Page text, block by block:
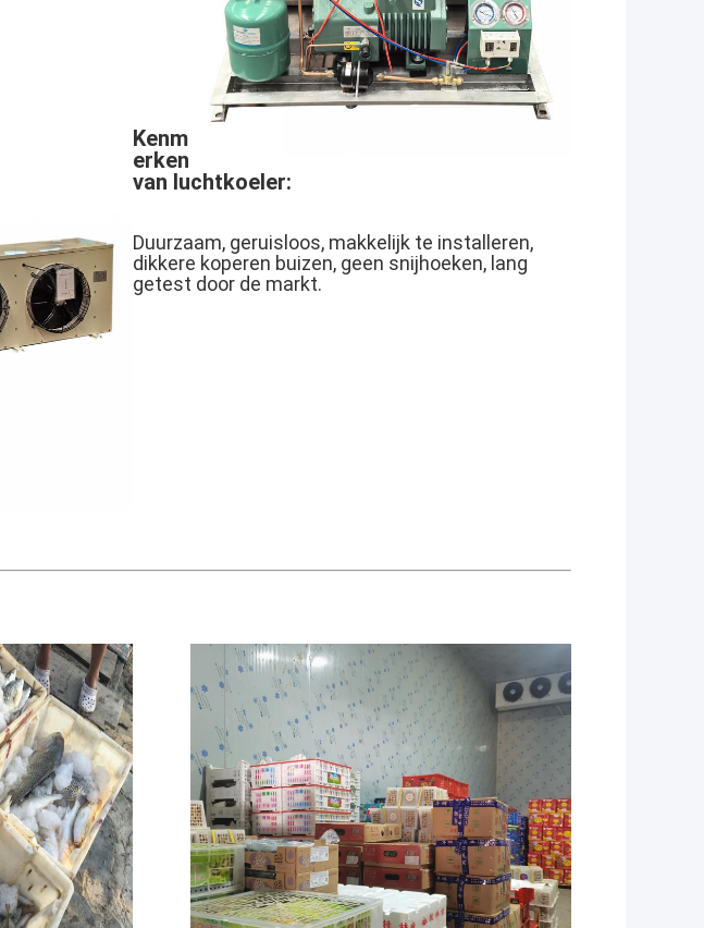
Kenm
erken
van luchtkoeler:
Duurzaam, geruisloos, makkelijk te installeren,
dikkere koperen buizen, geen snijhoeken, lang
getest door de markt.